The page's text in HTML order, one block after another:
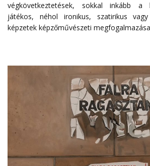
végkövetkeztetések, sokkal inkább a
játékos, néhol ironikus, szatirikus
képzetek képzőművészeti